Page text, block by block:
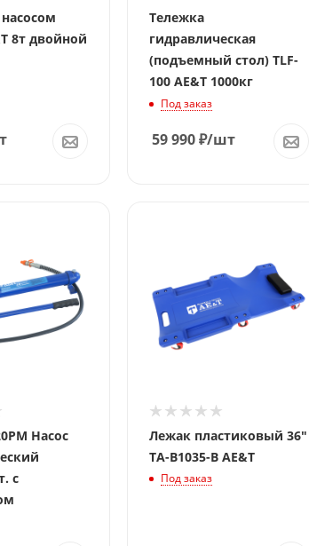
8т двойной
Тележка
гидравлическая
(подъемный стол) TLF-
100 AE&T 1000кг
Под заказ
59 990₽/шт
Насос
с
Лежак пластиковый 36"
TA-B1035-B AE&T
Под заказ